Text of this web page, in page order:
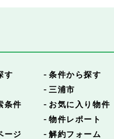
す
条件から探す
三浦市
条件
お気に入り物件
物件レポート
ージ
解約フォーム